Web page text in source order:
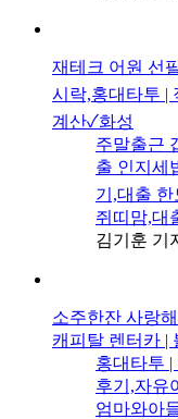
재테크 어원 선
시락,홍대타투 |
계산✓화성
주말출근
출 인지세
기,대출
쥐띠맘,대
김기훈 기
소주한잔 사랑
캐피탈 렌터카 |
홍대타투
후기,자유
엄마와아